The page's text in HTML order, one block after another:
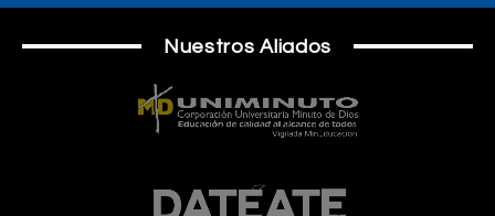
Nuestros Aliados